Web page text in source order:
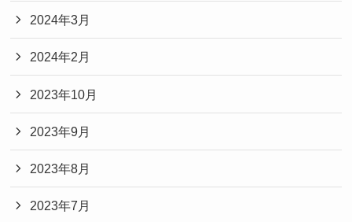
2024年3月
2024年2月
2023年10月
2023年9月
2023年8月
2023年7月